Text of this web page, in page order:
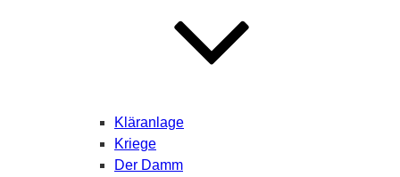
Kläranlage
Kriege
Der Damm